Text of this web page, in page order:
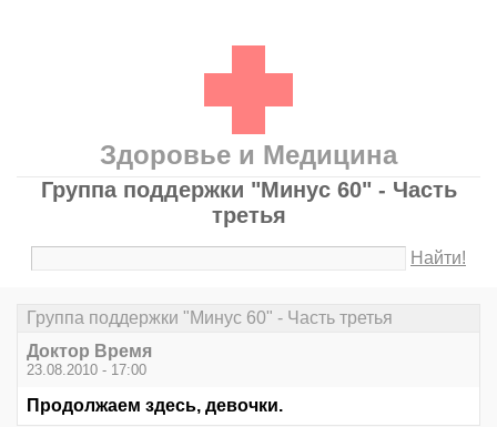
Здоровье и Медицина
Группа поддержки "Минус 60" - Часть
третья
Найти!
Группа поддержки "Минус 60" - Часть третья
Доктор Время
23.08.2010 - 17:00
Продолжаем здесь, девочки.